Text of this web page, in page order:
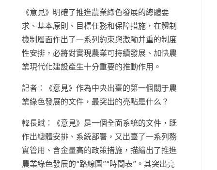
《意見》明確了推進農業綠色發展的總體要
求、基本原則、目標任務和保障措施，在體制
機制層面作出了一系列約束與激勵并重的制度
性安排，必將對實現農業可持續發展、加快農
業現代化建設產生十分重要的推動作用。
記者：《意見》作為中央出臺的第一個關于農
業綠色發展的文件，最突出的亮點是什么？
韓長賦：《意見》是一個全面系統的文件，既
作出總體安排、系統部署，又出臺了一系列務
實管用、含金量高的政策措施，描繪出了推進
農業綠色發展的“路線圖”“時間表”。其突出亮